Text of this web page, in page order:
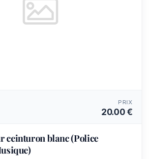
PRIX
20.00 €
ceinturon blanc (Police